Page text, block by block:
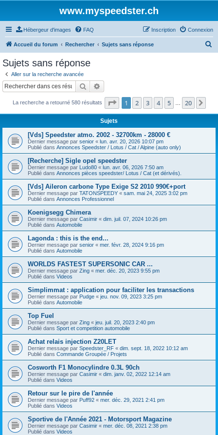
www.myspeedster.ch
Hébergeur d'images FAQ Connexion
Inscription
Accueil du forum Rechercher Sujets sans réponse
c
Sujets sans réponse
Aller sur la recherche avancée
Rechercher
La recherche a retourné 580 résultats Page 1sur20
1 2 3 4 5 20
Sujets
[Vds] Speedster atmo. 2002 - 32700km - 28000 €
Dernier message par senior « lun. avr. 20, 2026 10:07 pm
Publié dans Annonces Speedster / Lotus / Cat / Alpine (auto only)
[Recherche] Sigle opel speedster
Dernier message par Ludo80 « lun. avr. 06, 2026 7:50 am
Publié dans Annonces pièces speedster/ Lotus / Cat (et dérivés).
[Vds] Aileron carbone Type Exige S2 2010 990€+port
Dernier message par TATONSPEEDY « sam. mai 24, 2025 3:02 pm
Publié dans Annonces Professionnel
Koenigsegg Chimera
Dernier message par Casimir « dim. juil. 07, 2024 10:26 pm
Publié dans Automobile
Lagonda : this is the end...
Dernier message par senior « mer. févr. 28, 2024 9:16 pm
Publié dans Automobile
WORLDS FASTEST SUPERSONIC CAR ...
Dernier message par Zing « mer. déc. 20, 2023 9:55 pm
Publié dans Videos
Simplimmat : application pour faciliter les transactions
Dernier message par Pudge « jeu. nov. 09, 2023 3:25 pm
Publié dans Automobile
Top Fuel
Dernier message par Zing « jeu. juil. 20, 2023 2:40 pm
Publié dans Sport et competition automobile
Achat relais injection Z20LET
Dernier message par Speedster_RF « dim. sept. 18, 2022 10:12 am
Publié dans Commande Groupée / Projets
Cosworth F1 Monocylindre 0.3L 90ch
Dernier message par Casimir « dim. janv. 02, 2022 12:14 am
Publié dans Videos
Retour sur le pire de l'année
Dernier message par Puff92 « mer. déc. 29, 2021 2:41 pm
Publié dans Videos
Sportive de l'Année 2021 - Motorsport Magazine
Dernier message par Casimir « mer. déc. 08, 2021 2:38 pm
Publié dans Videos